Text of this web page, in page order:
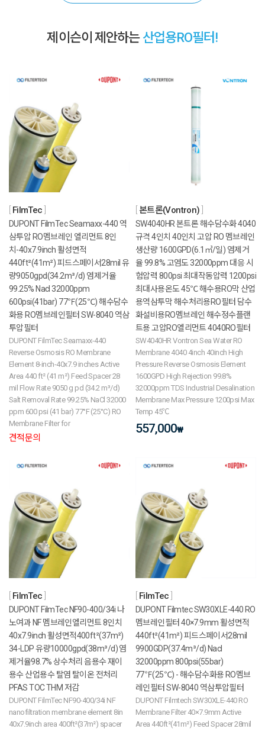
제이슨이 제안하는 산업용RO필터!
FilmTec
DUPONT FilmTec Seamaxx-440 역
삼투압 RO멤브레인 엘리먼트 8인
치-40x7.9inch 활성면적
440ft²(41m²) 피드스페이서28mil 유
량9050gpd(34.2m³/d) 염제거율
99.25% Nacl 32000ppm
600psi(41bar) 77℉(25℃) 해수담수
화용 RO멤브레인필터 SW-8040 역삼
투압필터
DUPONT FilmTec Seamaxx-440
Reverse Osmosis RO Membrane
Element 8-inch-40x7.9 inches Active
Area 440 ft² (41 m²) Feed Spacer 28
mil Flow Rate 9050 g pd (34.2 m³/d)
Salt Removal Rate 99.25% NaCl 32000
ppm 600 psi (41 bar) 77°F (25°C) RO
Membrane Filter for
견적문의
본트론(Vontron)
SW4040HR 본트론 해수담수화 4040
규격 4인치 40인치 고압 RO 멤브레인
생산량 1600GPD(6.1㎥/일) 염제거
율 99.8% 고염도 32000ppm 대응 시
험압력 800psi 최대작동압력 1200psi
최대사용온도 45℃ 해수용RO막 산업
용역삼투막 해수처리용RO필터 담수
화설비용RO멤브레인 해수정수플랜
트용 고압RO엘리먼트 4040RO필터
SW4040HR Vontron Sea Water RO
Membrane 4040 4inch 40inch High
Pressure Reverse Osmosis Element
1600GPD High Rejection 99.8%
32000ppm TDS Industrial Desalination
Membrane Max Pressure 1200psi Max
Temp 45℃
557,000₩
FilmTec
DUPONT FilmTec NF90-400/34i 나
노여과 NF 멤브레인엘리먼트 8인치
40x7.9inch 활성면적400ft²(37m²)
34-LDP 유량10000gpd(38m³/d) 염
제거율98.7% 상수처리 음용수 재이
용수 산업용수 탈염 탈이온 전처리
PFAS TOC THM 저감
DUPONT FilmTec NF90-400/34i NF
nanofiltration membrane element 8in
40x7.9inch area 400ft²(37m²) spacer
FilmTec
DUPONT Filmtec SW30XLE-440 RO
멤브레인필터 40×7.9mm 활성면적
440ft²(41m²) 피드스페이서28mil
9900GDP(37.4m³/d) Nacl
32000ppm 800psi(55bar)
77℉(25℃) - 해수담수화용 RO멤브
레인필터 SW-8040 역삼투압필터
DUPONT Filmtech SW30XLE-440 RO
Membrane Filter 40×7.9mm Active
Area 440ft²(41m²) Feed Spacer 28mil